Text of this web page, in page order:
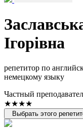
Ігорівна
репетитор по
немецкому языку
Частный
★★★★
Выбрать этого